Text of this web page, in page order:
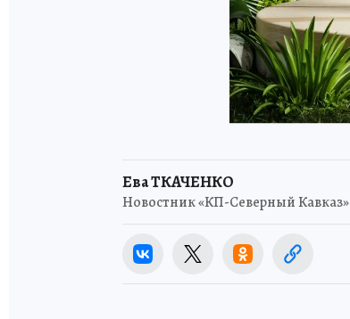
Ева ТКАЧЕНКО
Новостник «КП-Северный Кавказ»